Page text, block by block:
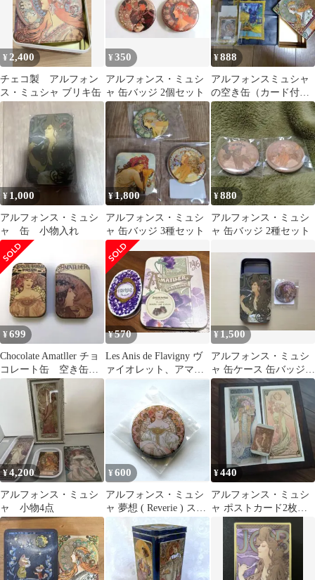
¥ 2,400
チェコ製 アルフォン
ス・ミュシャ ブリキ缶
¥350
アルフォンス・ミュシ
ャ 缶バッジ 2個セット
¥888
アルフォンスミュシャ
の空き缶（カード付
き）
¥1,000
アルフォンス・ミュシ
ャ 缶 小物入れ
¥1,800
アルフォンス・ミュシ
ャ 缶バッジ 3種セット
¥880
アルフォンス・ミュシ
ャ 缶バッジ 2種セット
¥699
Chocolate Amatller チョ
コレート缶 空き缶 2
個セット
¥570
Les Anis de Flavigny ヴ
ァイオレット、アマリ
¥1,500
アルフォンス・ミュシ
ャ 缶ケース 缶バッジ
セット
¥4,200
アルフォンス・ミュシ
ャ 小物4点
¥600
アルフォンス・ミュシ
ャ 夢想 ( Reverie ) スチ
ール 缶バッジ
¥440
アルフォンス・ミュシ
ャ ポストカード2枚＆
缶ケースセット